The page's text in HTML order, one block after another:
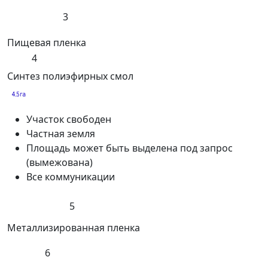
3
Пищевая пленка
4
Синтез полиэфирных смол
Участок свободен
Частная земля
Площадь может быть выделена под запрос
(вымежована)
Все коммуникации
5
Металлизированная пленка
6